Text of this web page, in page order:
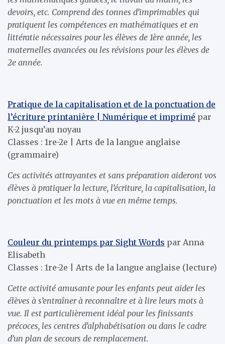
devoirs, etc. Comprend des tonnes d’imprimables qui
pratiquent les compétences en mathématiques et en
littératie nécessaires pour les élèves de 1ère année, les
maternelles avancées ou les révisions pour les élèves de
2e année.
Pratique de la capitalisation et de la ponctuation de
l’écriture printanière | Numérique et imprimé par
K-2 jusqu’au noyau
Classes : 1re-2e | Arts de la langue anglaise
(grammaire)
Ces activités attrayantes et sans préparation aideront vos
élèves à pratiquer la lecture, l’écriture, la capitalisation, la
ponctuation et les mots à vue en même temps.
Couleur du printemps par Sight Words par Anna
Elisabeth
Classes : 1re-2e | Arts de la langue anglaise (lecture)
Cette activité amusante pour les enfants peut aider les
élèves à s’entraîner à reconnaître et à lire leurs mots à
vue. Il est particulièrement idéal pour les finissants
précoces, les centres d’alphabétisation ou dans le cadre
d’un plan de secours de remplacement.